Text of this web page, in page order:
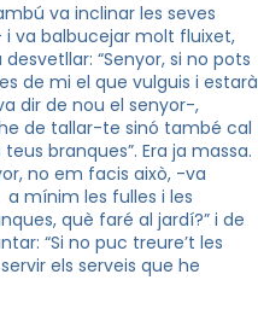
va inclinar les seves
va balbucejar molt fluixet,
“Senyor, si no pots
de mi el que vulguis i estarà
dir de nou el senyor-,
de tallar-te sinó també cal
branques”. Era ja massa.
no em facis això, -va
mínim les fulles i les
què faré al jardí?” i de
“Si no puc treure’t les
els serveis que he